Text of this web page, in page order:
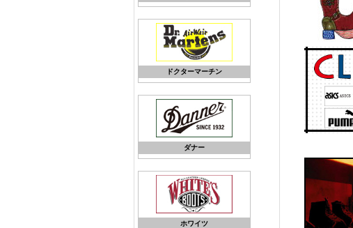
ドクターマーチン
ダナー
ホワイツ